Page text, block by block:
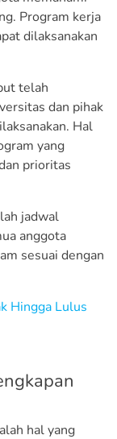
Program kerja
dilaksanakan
telah
dan pihak
Hal
yang
prioritas
jadwal
anggota
sesuai dengan
Hingga Lulus
hal yang